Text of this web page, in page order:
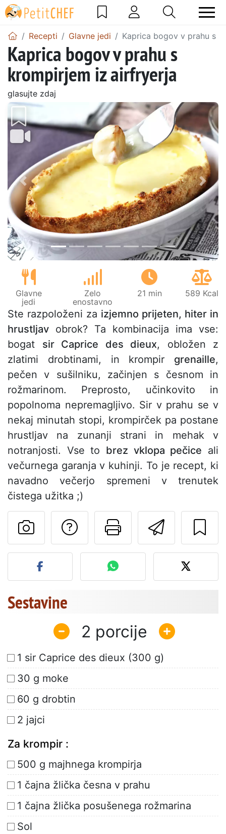
Recepti Glavne jedi Kaprica bogov v prahu s
Kaprica bogov v prahu s
krompirjem iz airfryerja
glasujte zdaj
Prejšnji
Glavne
jedi
Zelo
enostavno
21 min 589 Kcal
Ste razpoloženi za izjemno prijeten, hiter in
hrustljav obrok? Ta kombinacija ima vse:
bogat sir Caprice des dieux, obložen z
zlatimi drobtinami, in krompir grenaille,
pečen v sušilniku, začinjen s česnom in
rožmarinom. Preprosto, učinkovito in
popolnoma nepremagljivo. Sir v prahu se v
nekaj minutah stopi, krompirček pa postane
hrustljav na zunanji strani in mehak v
notranjosti. Vse to brez vklopa pečice ali
večurnega garanja v kuhinji. To je recept, ki
navadno večerjo spremeni v trenutek
čistega užitka ;)
Pošlji
Natisni to
Postavite
Objavite svojo fotografijo
Sestavine
2
1 sir Caprice des dieux (300 g)
30 g moke
60 g drobtin
2 jajci
Za krompir :
500 g majhnega krompirja
1 čajna žlička česna v prahu
1 čajna žlička posušenega rožmarina
Sol